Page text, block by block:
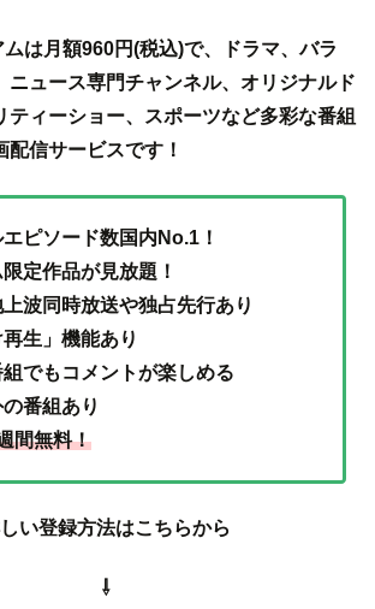
は月額960円(税込)で、ドラマ、バラ
ニュース専門チャンネル、オリジナルド
ティーショー、スポーツなど多彩な番組
配信サービスです！
ピソード数国内No.1！
定作品が見放題！
波同時放送や独占先行あり
生」機能あり
でもコメントが楽しめる
番組あり
間無料！
い登録方法はこちらから
⇩